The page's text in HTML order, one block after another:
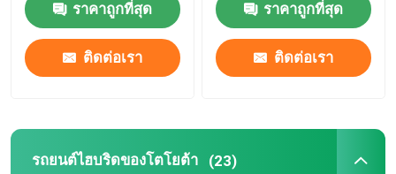
รถยนต์ไฟฟ้าโตโยต้า
รถยนต์ฮอนด้า EV
ราคาถูกที่สุด
ติดต่อเรา
ราคาถูกที่สุด
ติดต่อเรา
รถยนต์ไฮบริดของโตโยต้า (23)